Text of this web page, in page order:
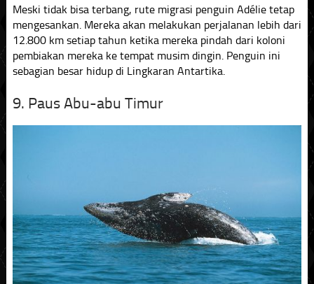
Meski tidak bisa terbang, rute migrasi penguin Adélie tetap
mengesankan. Mereka akan melakukan perjalanan lebih dari
12.800 km setiap tahun ketika mereka pindah dari koloni
pembiakan mereka ke tempat musim dingin. Penguin ini
sebagian besar hidup di Lingkaran Antartika.
9. Paus Abu-abu Timur